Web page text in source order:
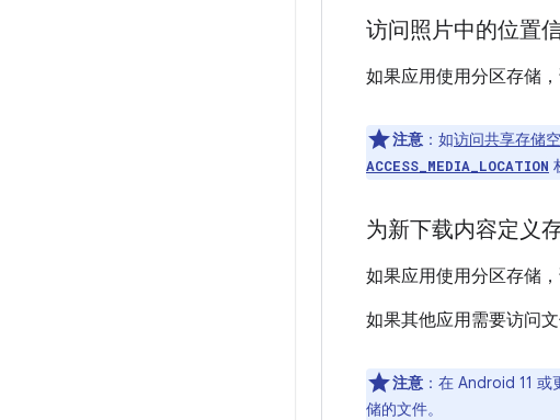
访问照片中的位置
如果应用使用分区存储
注意 ：如访问共享存储
ACCESS_MEDIA_LOCATION
为新下载内容定义
如果应用使用分区存储
如果其他应用需要访问
注意 ：在 Android 11
储的文件。